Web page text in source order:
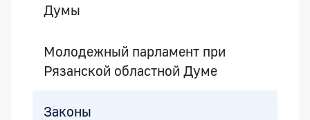
Думы
Молодежный парламент при
Рязанской областной Думе
Законы